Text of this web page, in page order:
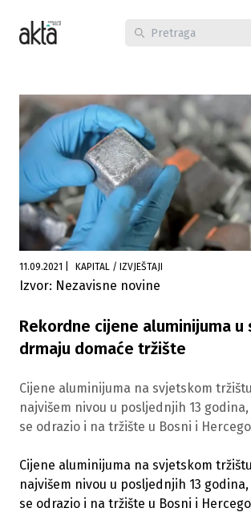
11.09.2021 KAPITAL / IZVJEŠTAJI
Izvor: Nezavisne novine
Rekordne cijene aluminijuma u
drmaju domaće tržište
Cijene aluminijuma na svjetskom
najvišem nivou u posljednjih 13
se odrazio i na tržište u Bosni i
Cijene aluminijuma na svjetskom
najvišem nivou u posljednjih 13
se odrazio i na tržište u Bosni i